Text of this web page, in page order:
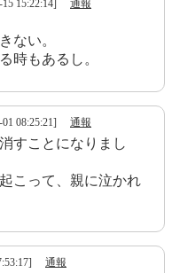
15 15:22:14] 通報
ない。
時もあるし。
08:25:21] 通報
すことになりまし
こって、親に泣かれ
通報